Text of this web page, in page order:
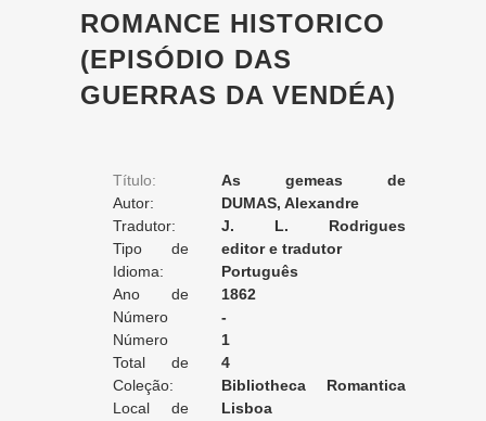
ROMANCE HISTORICO
(EPISÓDIO DAS
GUERRAS DA VENDÉA)
Título:
As gemeas de
machecoul: romance
historico (episódio das
guerras da Vendéa)
Autor:
DUMAS, Alexandre
Tradutor:
J. L. Rodrigues
Trigueiros
Tipo de
Tradução:
editor e tradutor
Idioma:
Português
Ano de
Edição:
1862
Número
da Edição:
-
Número
do Volume:
1
Total de
Volumes:
4
Coleção:
Bibliotheca Romantica
Luso-brasileira
Local de
Lisboa